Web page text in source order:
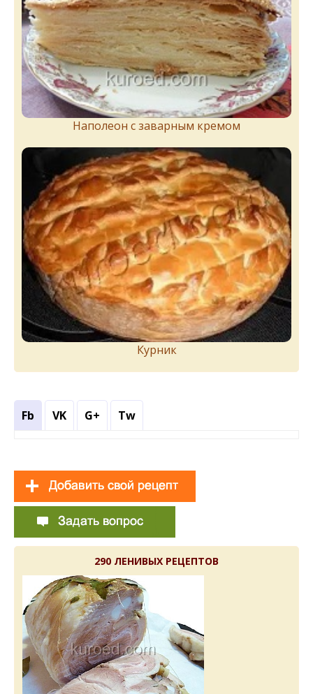
Наполеон с заварным кремом
Курник
Fb VK G+ Tw
290 ЛЕНИВЫХ РЕЦЕПТОВ